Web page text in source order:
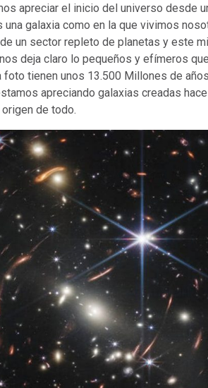
apreciar el inicio del universo desde
galaxia como en la que vivimos
un sector repleto de planetas y este
deja claro lo pequeños y efímeros
tienen unos 13.500 Millones de
apreciando galaxias creadas
de todo.